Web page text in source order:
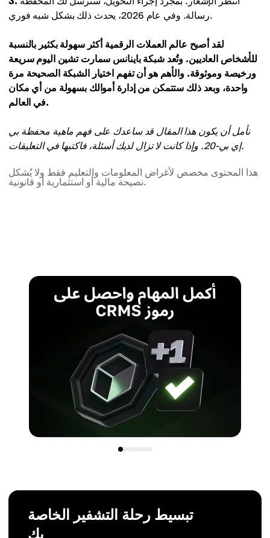
رسالة. وفي عام 2026، يحدث ذلك بشكل شبه فوري.
لقد أصبح عالم العملات الرقمية أكثر سهولة بكثير بالنسبة
للأشخاص العاديين. وتُعد شبكة باينانس سمارت تشين اليوم سريعة
ورخيصة وموثوقة. والأهم هو أن تفهم اختيار الشبكة الصحيحة مرة
واحدة، وبعد ذلك ستتمكن من إدارة أموالك بسهولة من أي مكان
في العالم.
نأمل أن يكون هذا المقال قد ساعدك على فهم ماهية محفظة بي
إي بي-20. وإذا كانت لا تزال لديك أسئلة، فاكتبها في التعليقات.
هذا المحتوى مخصص لأغراض المعلومات والتعليم فقط ولا يُشكل
نصيحة مالية أو استثمارية أو قانونية.
تبسيط رحلة التشفير الخاصة
بك